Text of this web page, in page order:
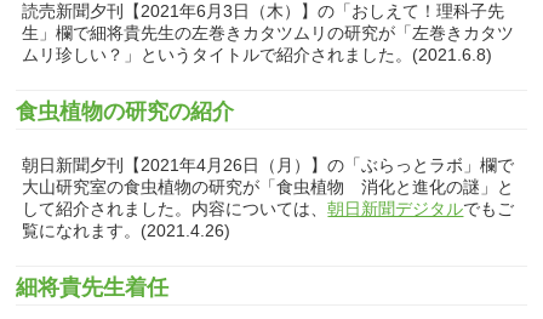
読売新聞夕刊【2021年6月3日（木）】の「おしえて！理科子先
生」欄で細将貴先生の左巻きカタツムリの研究が「左巻きカタツ
ムリ珍しい？」というタイトルで紹介されました。(2021.6.8)
食虫植物の研究の紹介
朝日新聞夕刊【2021年4月26日（月）】の「ぶらっとラボ」欄で
大山研究室の食虫植物の研究が「食虫植物 消化と進化の謎」と
して紹介されました。内容については、朝日新聞デジタルでもご
覧になれます。(2021.4.26)
細将貴先生着任